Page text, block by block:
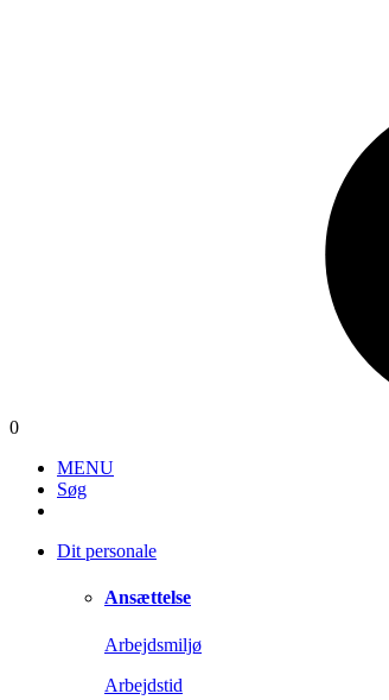
0
MENU
Søg
Dit personale
Ansættelse
Arbejdsmiljø
Arbejdstid